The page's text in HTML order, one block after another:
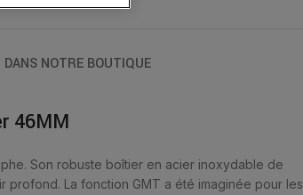
DANS NOTRE BOUTIQUE
46MM
Son robuste boîtier en acier inoxydable de
profond. La fonction GMT a été imaginée pour les